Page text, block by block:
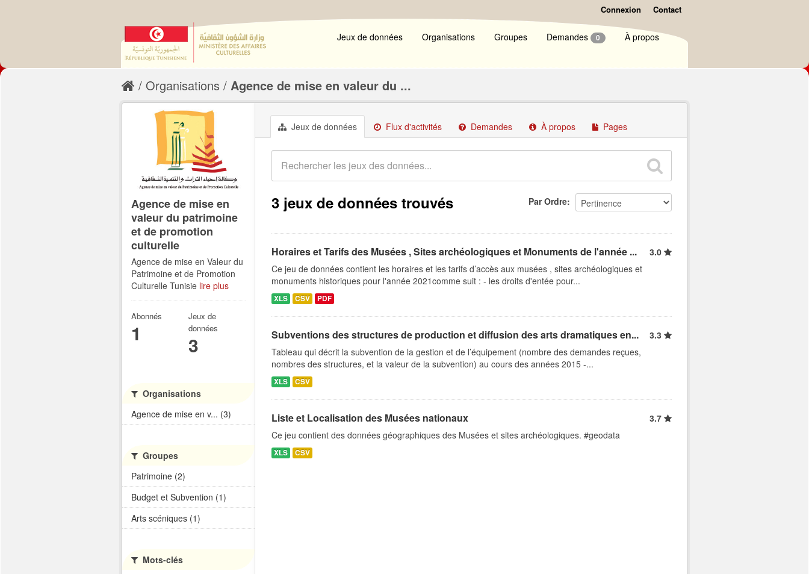
Connexion Contact
Jeux de données Organisations Groupes Demandes 0 À propos
Organisations Agence de mise en valeur du ...
Jeux de données Flux d'activités Demandes À propos Pages
Par Ordre
3 jeux de données trouvés
Horaires et Tarifs des Musées , Sites archéologiques et Monuments de l'année ...
3.0
Ce jeu de données contient les horaires et les tarifs d’accès aux musées , sites archéologiques et
monuments historiques pour l'année 2021comme suit : - les droits d'entée pour...
XLS CSV PDF
Subventions des structures de production et diffusion des arts dramatiques en...
3.3
Tableau qui décrit la subvention de la gestion et de l’équipement (nombre des demandes reçues,
nombres des structures, et la valeur de la subvention) au cours des années 2015 -...
XLS CSV
Liste et Localisation des Musées nationaux
3.7
Ce jeu contient des données géographiques des Musées et sites archéologiques. #geodata
XLS CSV
Agence de mise en
valeur du patrimoine
et de promotion
culturelle
Agence de mise en Valeur du
Patrimoine et de Promotion
Culturelle Tunisie lire plus
Abonnés
1
Jeux de
données
3
Organisations
Agence de mise en v... (3)
Groupes
Patrimoine (2)
Budget et Subvention (1)
Arts scéniques (1)
Mots-clés